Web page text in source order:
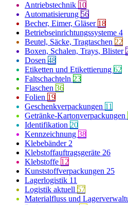
Antriebstechnik 10
Automatisierung 56
Becher, Eimer, Gläser 18
Betriebseinrichtungssysteme 4
Beutel, Säcke, Tragtaschen 22
Boxen, Schalen, Trays, Blister
Dosen 48
Etiketten und Etikettierung 62
Faltschachteln 23
Flaschen 36
Folien 19
Geschenkverpackungen 11
Getränke-Kartonverpackungen
Identifikation 20
Kennzeichnung 38
Klebebänder 2
Klebstoffauftragsgeräte 26
Klebstoffe 12
Kunststoffverpackungen 25
Lagerlogistik 11
Logistik aktuell 57
Materialfluss und